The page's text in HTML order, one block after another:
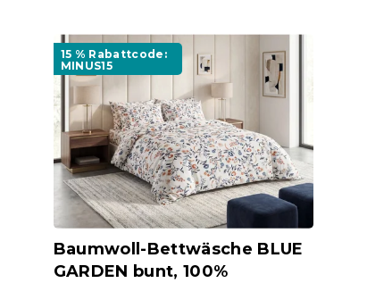
15 % Rabattcode:
MINUS15
Baumwoll-Bettwäsche BLUE
GARDEN bunt, 100%